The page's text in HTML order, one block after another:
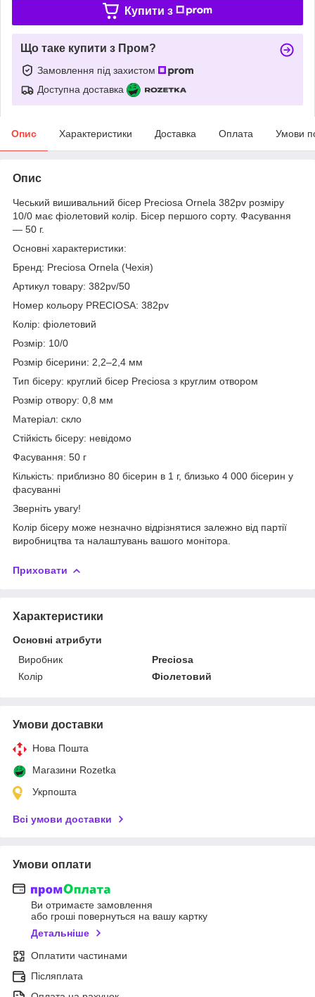
Купити з
Що таке купити з Пром?
Замовлення під захистом
Доступна доставка
Опис Характеристики Доставка Оплата Умови
Опис
Чеський вишивальний бісер Preciosa Ornela 382pv розміру
10/0 має фіолетовий колір. Бісер першого сорту. Фасування
— 50 г.
Основні характеристики:
Бренд: Preciosa Ornela (Чехія)
Артикул товару: 382pv/50
Номер кольору PRECIOSA: 382pv
Колір: фіолетовий
Розмір: 10/0
Розмір бісерини: 2,2–2,4 мм
Тип бісеру: круглий бісер Preciosa з круглим отвором
Розмір отвору: 0,8 мм
Матеріал: скло
Стійкість бісеру: невідомо
Фасування: 50 г
Кількість: приблизно 80 бісерин в 1 г, близько 4 000 бісерин у
фасуванні
Зверніть увагу!
Колір бісеру може незначно відрізнятися залежно від партії
виробництва та налаштувань вашого монітора.
Приховати
Характеристики
Основні атрибути
Виробник
Preciosa
Колір
Фіолетовий
Умови доставки
Нова Пошта
Магазини Rozetka
Укрпошта
Всі умови доставки
Умови оплати
Ви отримаєте замовлення
або гроші повернуться на вашу картку
Детальніше
Оплатити частинами
Післяплата